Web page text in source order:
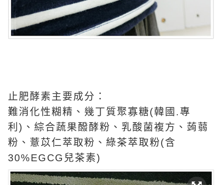
止肥酵素主要成分：
難消化性糊精、幾丁質聚寡糖(韓國.專
利)、綜合蔬果醱酵粉、乳酸菌複方、蒟蒻
粉、薏苡仁萃取粉、綠茶萃取粉(含
30%EGCG兒茶素)